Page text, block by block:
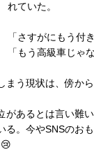
れていた。
「さすがにもう付
「もう高級車じゃ
まう現状は、傍か
があるとは言い難
る。今やSNSのお